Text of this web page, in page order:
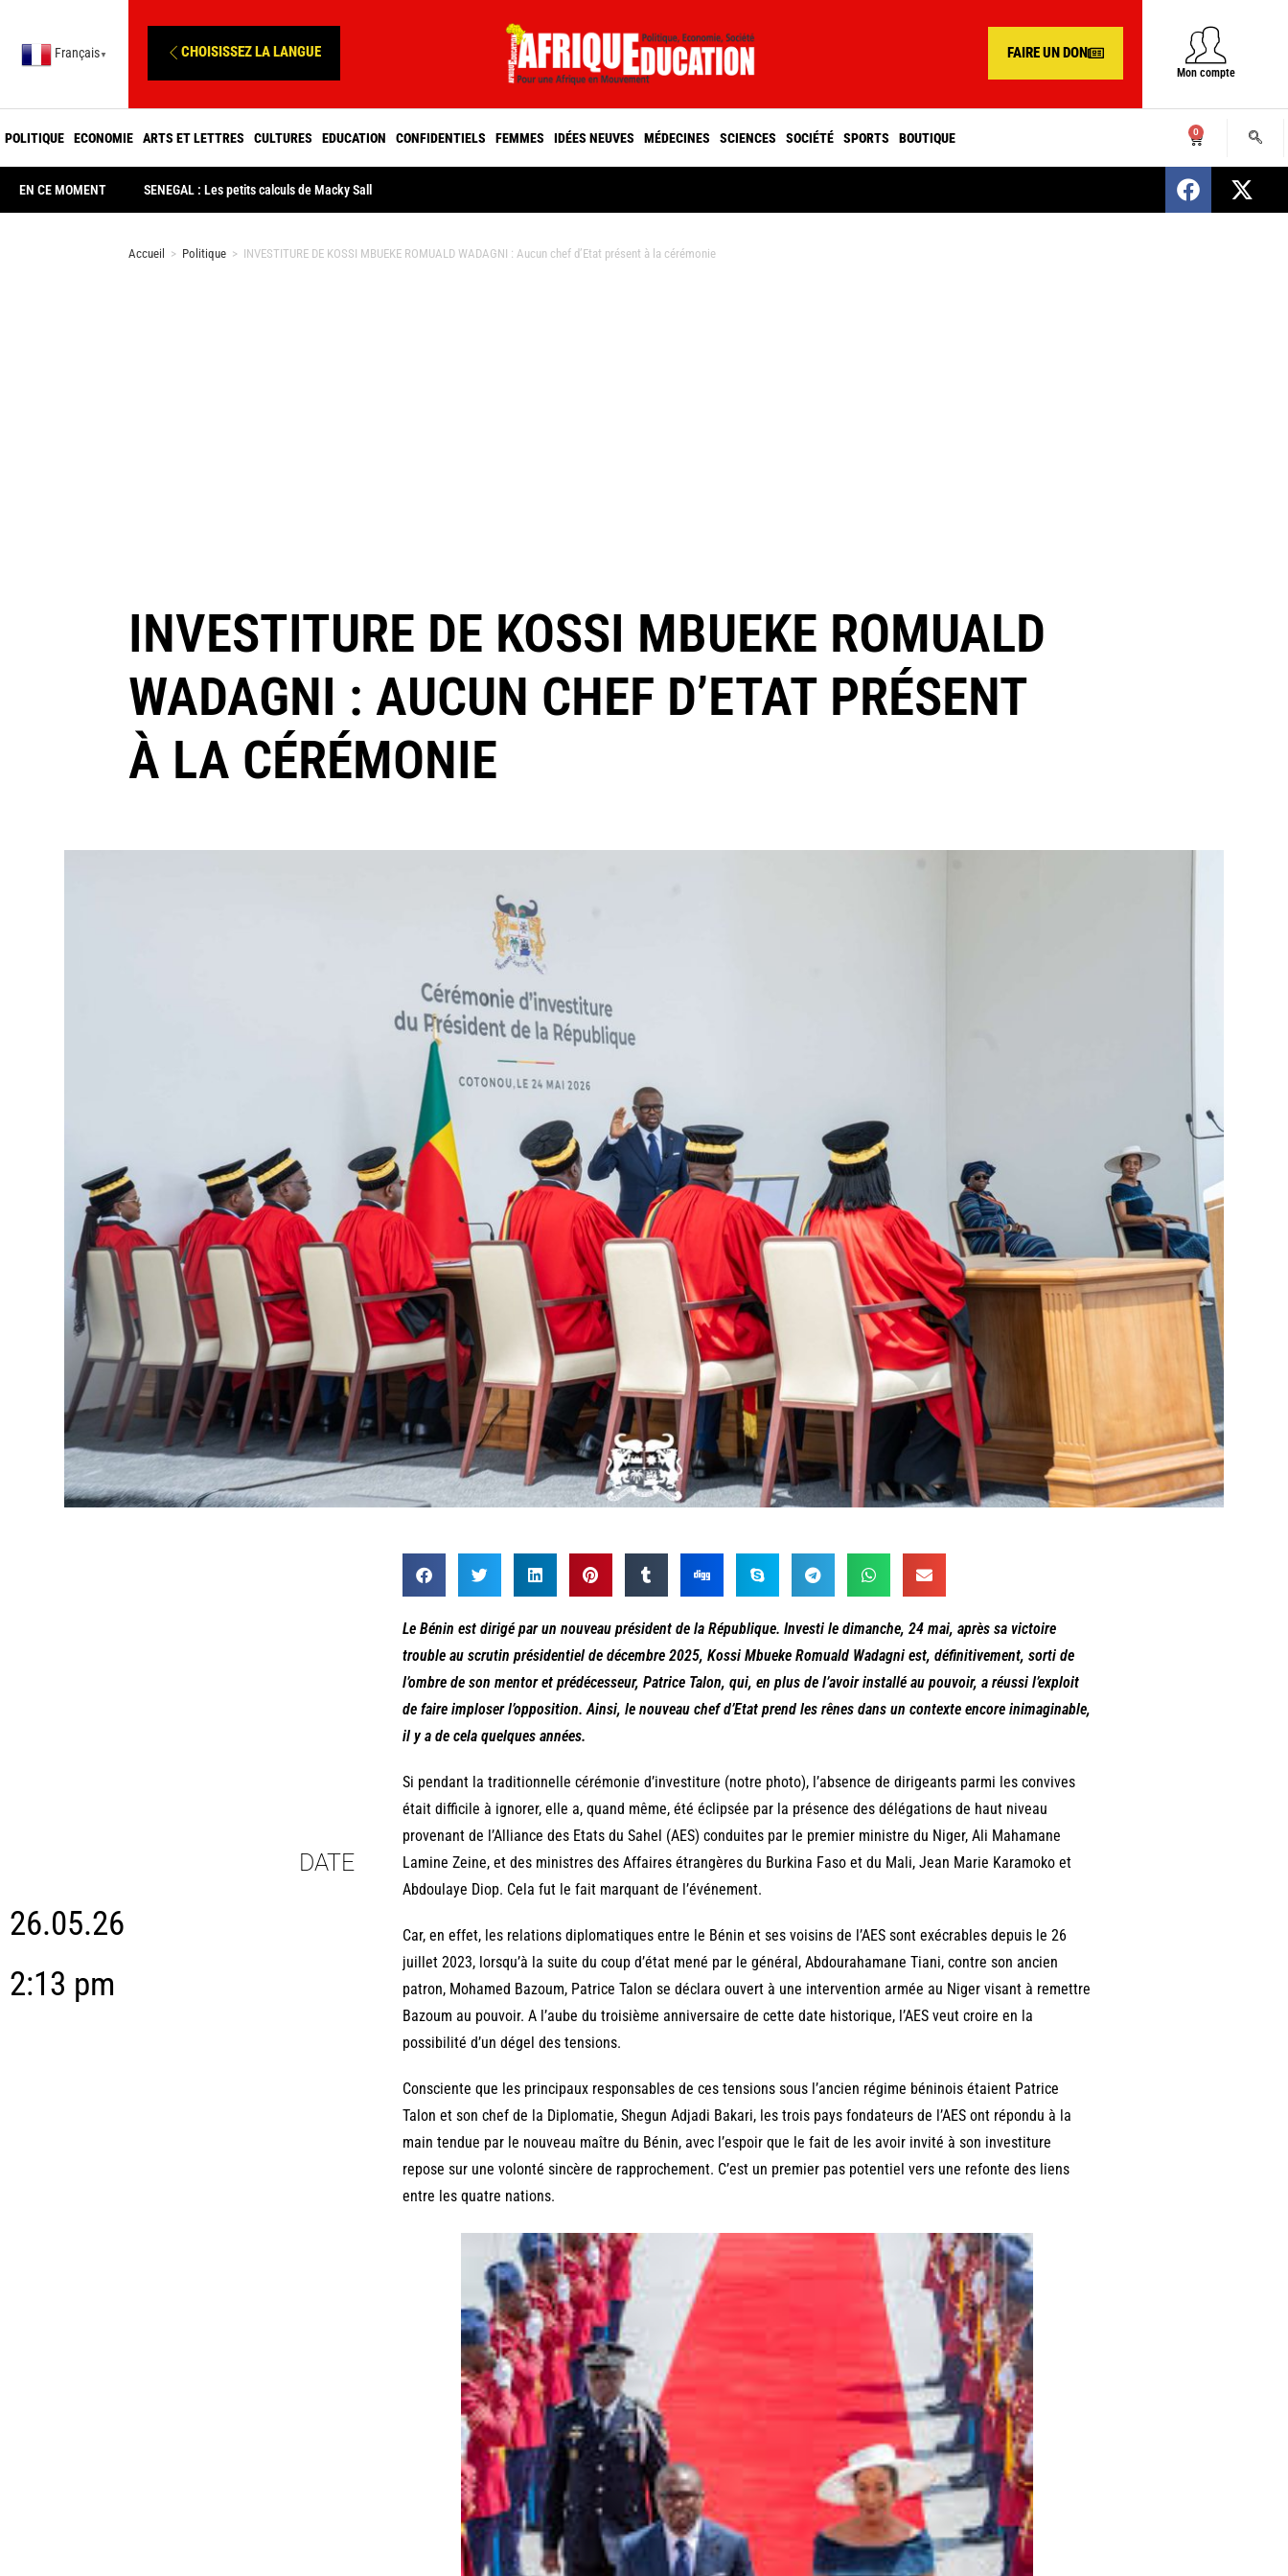
Français ▼ CHOISISSEZ LA LANGUE FAIRE UN DON
Mon compte
POLITIQUE ECONOMIE ARTS ET LETTRES CULTURES EDUCATION CONFIDENTIELS FEMMES IDÉES NEUVES MÉDECINES SCIENCES SOCIÉTÉ SPORTS BOUTIQUE 0
EN CE MOMENT SENEGAL : Les petits calculs de Macky Sall SENEGAL : Nomination d’un nouveau
Accueil > Politique > INVESTITURE DE KOSSI MBUEKE ROMUALD WADAGNI : Aucun chef d’Etat présent à la cérémonie
INVESTITURE DE KOSSI MBUEKE ROMUALD
WADAGNI : AUCUN CHEF D’ETAT PRÉSENT
À LA CÉRÉMONIE
DATE
26.05.26
2:13 pm
Le Bénin est dirigé par un nouveau président de la République. Investi le dimanche, 24 mai, après sa victoire
trouble au scrutin présidentiel de décembre 2025, Kossi Mbueke Romuald Wadagni est, définitivement, sorti de
l’ombre de son mentor et prédécesseur, Patrice Talon, qui, en plus de l’avoir installé au pouvoir, a réussi l’exploit
de faire imploser l’opposition. Ainsi, le nouveau chef d’Etat prend les rênes dans un contexte encore inimaginable,
il y a de cela quelques années.
Si pendant la traditionnelle cérémonie d’investiture (notre photo), l’absence de dirigeants parmi les convives
était difficile à ignorer, elle a, quand même, été éclipsée par la présence des délégations de haut niveau
provenant de l’Alliance des Etats du Sahel (AES) conduites par le premier ministre du Niger, Ali Mahamane
Lamine Zeine, et des ministres des Affaires étrangères du Burkina Faso et du Mali, Jean Marie Karamoko et
Abdoulaye Diop. Cela fut le fait marquant de l’événement.
Car, en effet, les relations diplomatiques entre le Bénin et ses voisins de l’AES sont exécrables depuis le 26
juillet 2023, lorsqu’à la suite du coup d’état mené par le général, Abdourahamane Tiani, contre son ancien
patron, Mohamed Bazoum, Patrice Talon se déclara ouvert à une intervention armée au Niger visant à remettre
Bazoum au pouvoir. A l’aube du troisième anniversaire de cette date historique, l’AES veut croire en la
possibilité d’un dégel des tensions.
Consciente que les principaux responsables de ces tensions sous l’ancien régime béninois étaient Patrice
Talon et son chef de la Diplomatie, Shegun Adjadi Bakari, les trois pays fondateurs de l’AES ont répondu à la
main tendue par le nouveau maître du Bénin, avec l’espoir que le fait de les avoir invité à son investiture
repose sur une volonté sincère de rapprochement. C’est un premier pas potentiel vers une refonte des liens
entre les quatre nations.